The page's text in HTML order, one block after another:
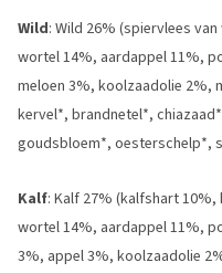
Wild: Wild 26% (spiervlees
wortel 14%, aardappel 11%,
meloen 3%, koolzaadolie 2%,
kervel*, brandnetel*,
goudsbloem*, oesterschelp*,
Kalf: Kalf 27% (kalfshart
wortel 14%, aardappel 11%,
3%, appel 3%, koolzaadolie